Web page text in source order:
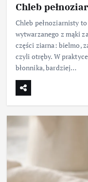
Chleb
Chleb pełnoziarnisty
wytwarzanego z mąki
części ziarna: bielmo,
czyli otręby. W
błonnika, bardziej…